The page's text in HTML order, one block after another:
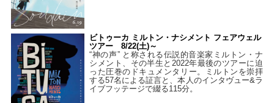
ビトゥーカ ミルトン・ナシメント フェアウェル
ツアー 8/22(土)～
“神の声” と称される伝説的音楽家ミルトン・ナ
シメント、その半生と2022年最後のツアーに迫
った圧巻のドキュメンタリー。ミルトンを崇拝
する57名による証言と、本人のインタヴュー&ラ
イブフッテージで綴る115分。